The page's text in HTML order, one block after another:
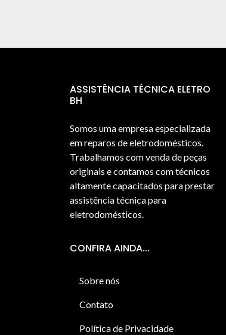
ASSISTÊNCIA TÉCNICA ELETRO
BH
Somos uma empresa especializada
em reparos de eletrodomésticos.
Trabalhamos com venda de peças
originais e contamos com técnicos
altamente capacitados para prestar
assistência técnica para
eletrodomésticos.
CONFIRA AINDA...
Sobre nós
Contato
Política de Privacidade